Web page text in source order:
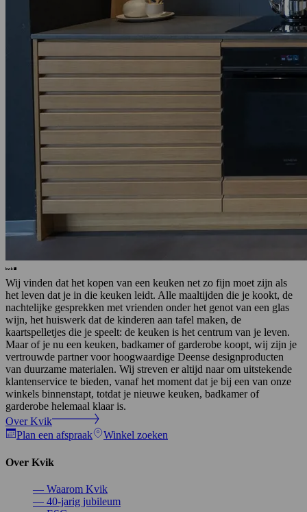
Wij vinden dat het kopen van een keuken net zo fijn moet zijn als
het leven dat je in die keuken leidt. Alle maaltijden die je kookt, de
nachtelijke gesprekken met vrienden onder het genot van een glas
wijn, het huiswerk dat de kinderen aan tafel maken, de
kaartspelletjes die je speelt: de keuken is het centrum van je leven.
Maar of je nu een keuken, badkamer of garderobe koopt, wij zijn je
vertrouwde partner voor hoogwaardige Deense designproducten
van duurzame materialen. Wij streven er altijd naar om uitstekende
klantenservice te bieden, vanaf het moment dat je bij een van onze
winkels binnenstapt, totdat je nieuwe keuken, badkamer of
garderobe helemaal klaar is.
Over Kvik
Plan een afspraak
Winkel zoeken
Over Kvik
— Waarom Kvik
— 40-jarig jubileum